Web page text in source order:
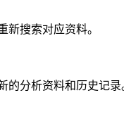
搜索对应资料。
分析资料和历史记录